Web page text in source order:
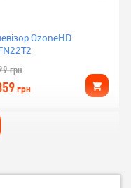
OzoneHD
грн
грн